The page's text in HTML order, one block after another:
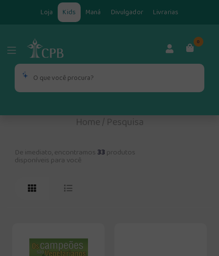
Loja Kids Maná Divulgador Livrarias
0
Home/Pesquisa
De imediato, encontramos33 produtos
disponíveis para você